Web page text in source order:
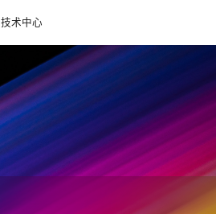
技术中心